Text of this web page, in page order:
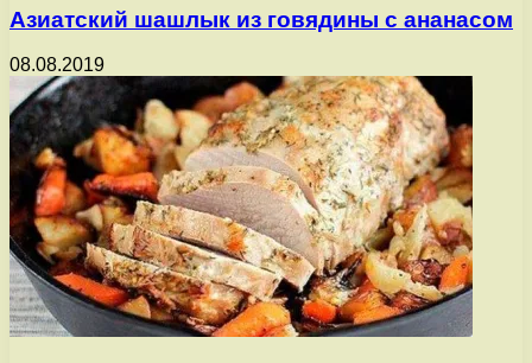
Азиатский шашлык из говядины с ананасом
08.08.2019